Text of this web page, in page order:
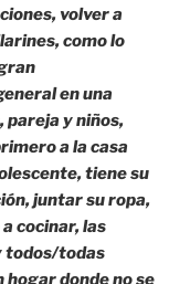
volver a
como lo
en una
y niños,
a la casa
tiene su
juntar su ropa,
cocinar, las
todos/todas
donde no se